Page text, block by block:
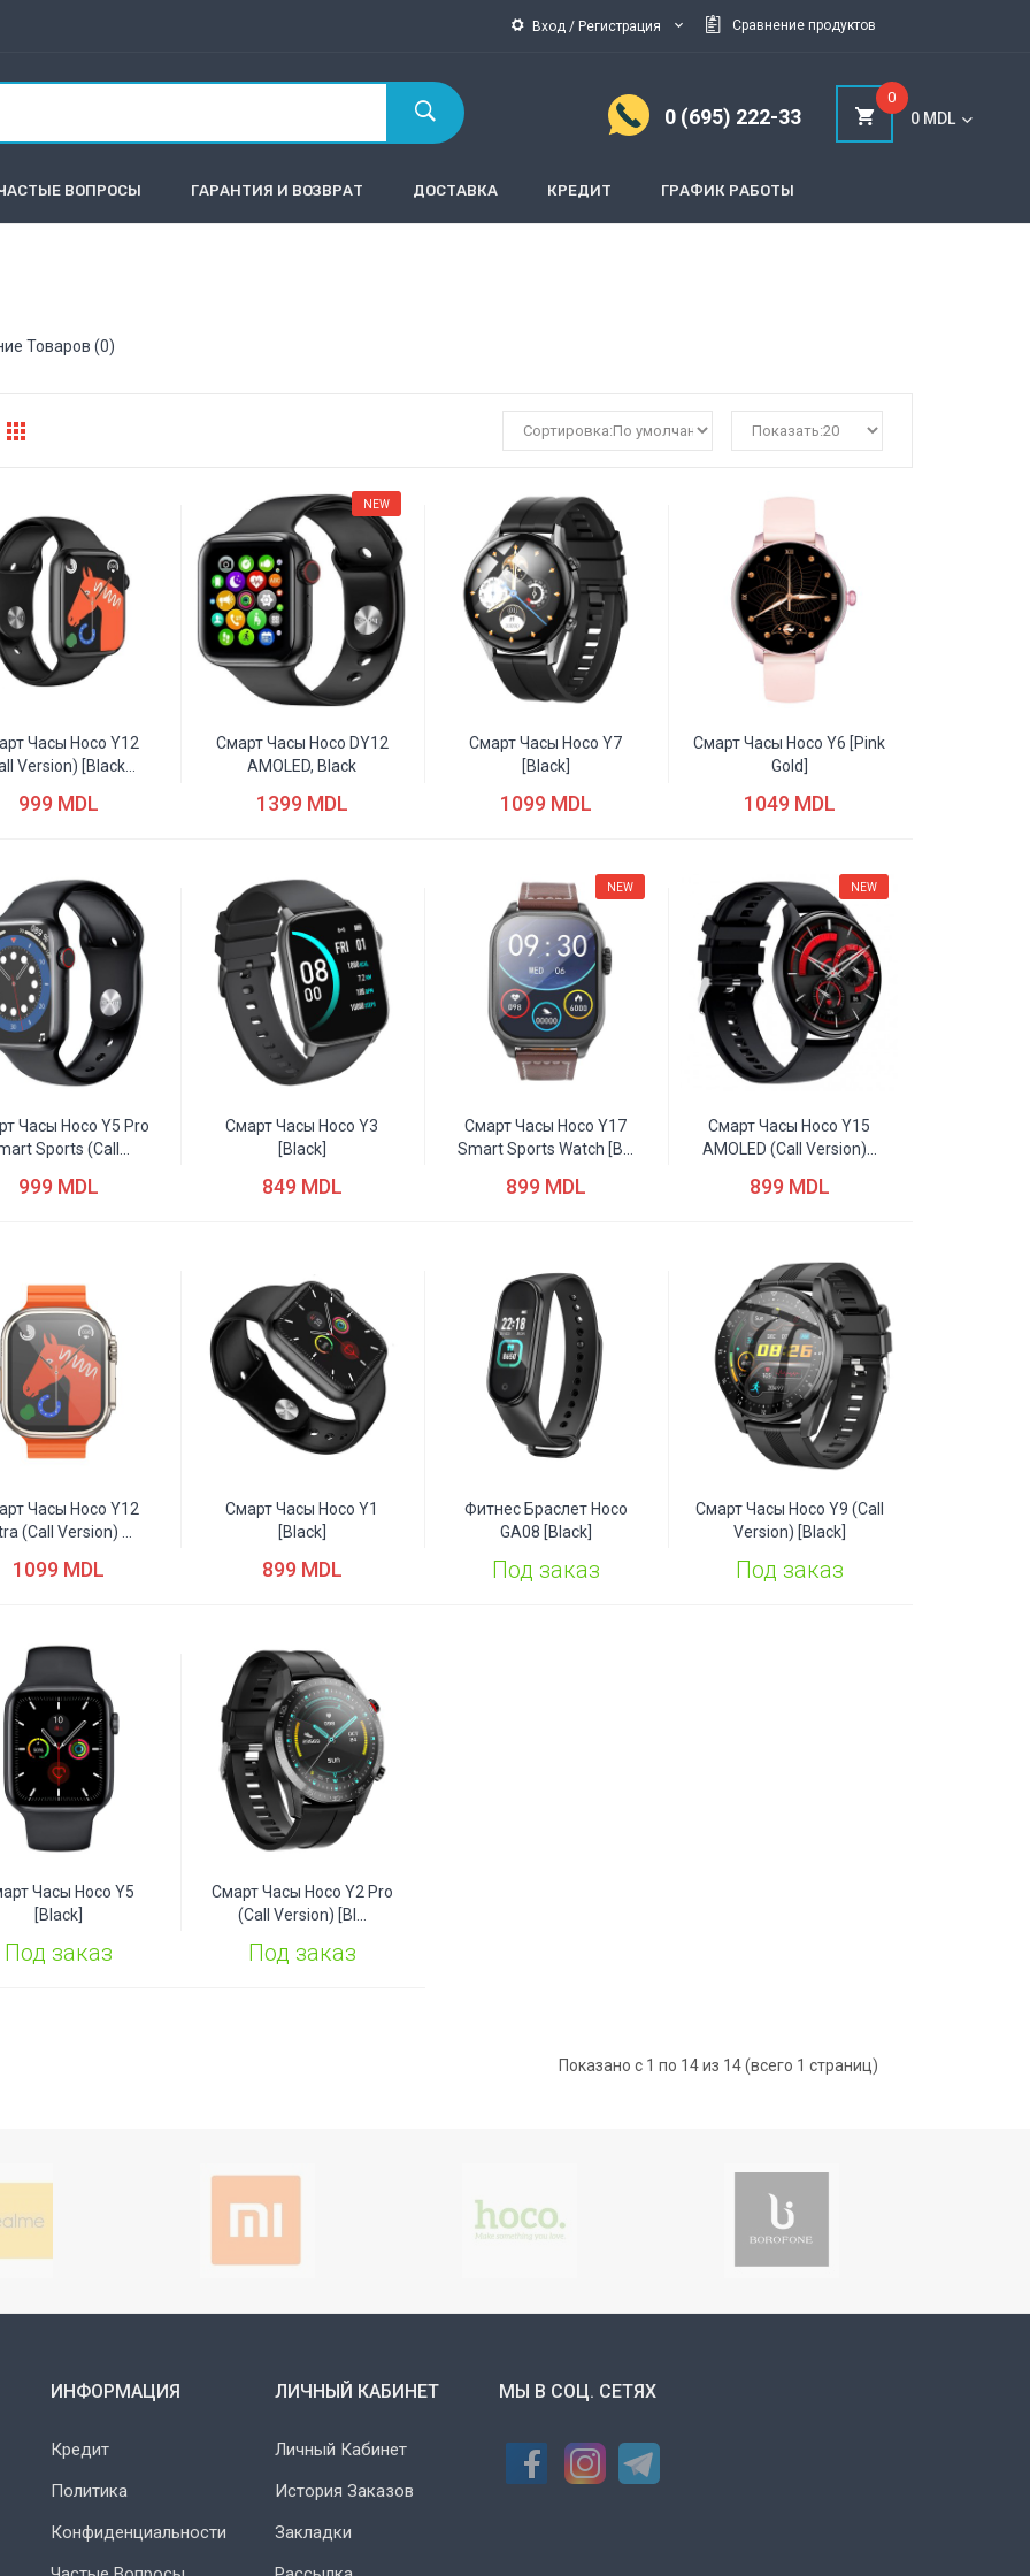
Вход / Регистрация Cравнение продуктов
0 (695) 222-33
0
0 MDL
ВОПРОСЫ ГАРАНТИЯ И ВОЗВРАТ ДОСТАВКА КРЕДИТ ГРАФИК РАБОТЫ
Товаров (0)
Часы Hoco Y12
Version) [black...
999 MDL
NEW
Смарт Часы Hoco DY12
AMOLED, Black
1399 MDL
Смарт Часы Hoco Y7
[black]
1099 MDL
Смарт Часы Hoco Y6 [pink
Gold]
1049 MDL
Часы Hoco Y5 Pro
Sports (Call...
999 MDL
Смарт Часы Hoco Y3
[black]
849 MDL
NEW
Смарт Часы Hoco Y17
Smart Sports Watch [b...
899 MDL
NEW
Смарт Часы Hoco Y15
AMOLED (Call Version)...
899 MDL
Часы Hoco Y12
(call Version) ...
1099 MDL
Смарт Часы Hoco Y1
[black]
899 MDL
Фитнес Браслет Hoco
GA08 [black]
Под заказ
Смарт Часы Hoco Y9 (Call
Version) [black]
Под заказ
Часы Hoco Y5
[black]
Под заказ
Смарт Часы Hoco Y2 Pro
(Call Version) [bl...
Под заказ
Показано с 1 по 14 из 14 (всего 1 страниц)
ИНФОРМАЦИЯ
Кредит
Политика
Конфиденциальности
ЛИЧНЫЙ КАБИНЕТ
Личный Кабинет
История Заказов
Закладки
МЫ В СОЦ. СЕТЯХ